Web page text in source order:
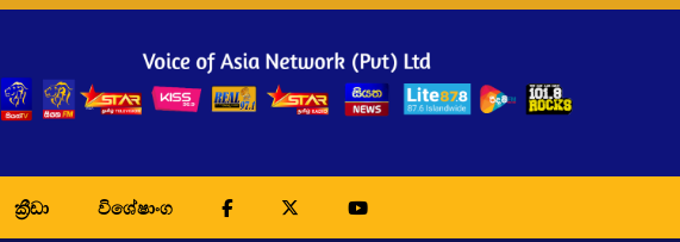
ක්‍රීඩා විශේෂාංග